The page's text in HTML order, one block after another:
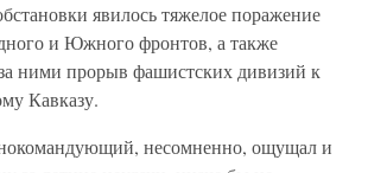
явилось тяжелое поражение
и Южного фронтов, а также
ними прорыв фашистских дивизий к
Кавказу.
несомненно, ощущал и